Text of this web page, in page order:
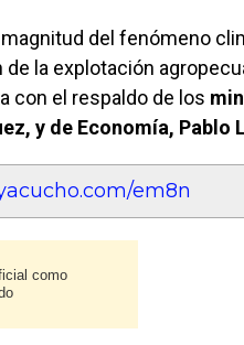
del fenómeno
la explotación
con el respaldo de los
y de Economía, Pablo
em8n
como